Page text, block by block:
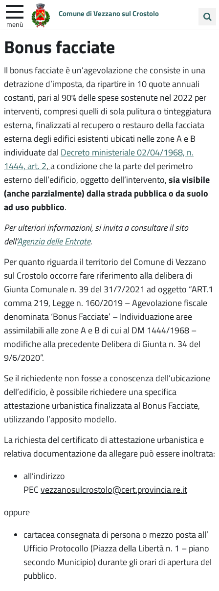
Comune di Vezzano sul Crostolo
menù
nel
ENTRA IN COMUNE
UNIONE COLLINE MATILDICHE
Bonus facciate
Il bonus facciate è un’agevolazione che consiste in una
detrazione d’imposta, da ripartire in 10 quote annuali
costanti, pari al 90% delle spese sostenute nel 2022 per
interventi, compresi quelli di sola pulitura o tinteggiatura
esterna, finalizzati al recupero o restauro della facciata
esterna degli edifici esistenti ubicati nelle zone A e B
individuate dal Decreto ministeriale 02/04/1968, n.
1444, art. 2, a condizione che la parte del perimetro
esterno dell’edificio, oggetto dell’intervento, sia visibile
(anche parzialmente) dalla strada pubblica o da suolo
ad uso pubblico.
Per ulteriori informazioni, si invita a consultare il sito
dell’Agenzia delle Entrate.
Per quanto riguarda il territorio del Comune di Vezzano
sul Crostolo occorre fare riferimento alla delibera di
Giunta Comunale n. 39 del 31/7/2021 ad oggetto “ART.1
comma 219, Legge n. 160/2019 – Agevolazione fiscale
denominata ‘Bonus Facciate’ – Individuazione aree
assimilabili alle zone A e B di cui al DM 1444/1968 –
modifiche alla precedente Delibera di Giunta n. 34 del
9/6/2020”.
Se il richiedente non fosse a conoscenza dell’ubicazione
dell’edificio, è possibile richiedere una specifica
attestazione urbanistica finalizzata al Bonus Facciate,
utilizzando l’apposito modello.
La richiesta del certificato di attestazione urbanistica e
relativa documentazione da allegare può essere inoltrata:
all’indirizzo
PEC vezzanosulcrostolo@cert.provincia.re.it
oppure
cartacea consegnata di persona o mezzo posta all’
Ufficio Protocollo (Piazza della Libertà n. 1 – piano
secondo Municipio) durante gli orari di apertura del
pubblico.